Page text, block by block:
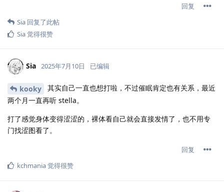
回复
Sia 回复了此帖
Sia觉得很赞
Sia 2025年7月10日 已编辑
kooky
其实自己一直也想打啦，不过催眠肯定也有关系，最近
两个月一直再听 stella。
打了感觉身体变得涩涩的，裸体看自己就会直接发情了，也不用专
门找涩图看了。
回复
kchmania觉得很赞